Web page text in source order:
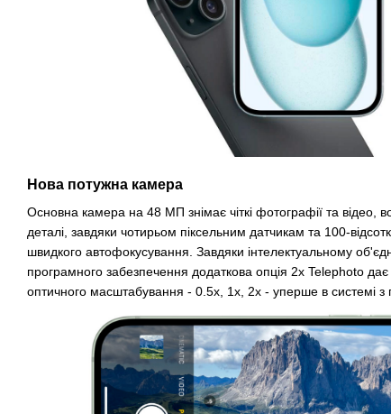
Нова потужна камера
Основна камера на 48 МП знімає чіткі фотографії та відео,
деталі, завдяки чотирьом піксельним датчикам та 100-
швидкого автофокусування. Завдяки інтелектуальному
програмного забезпечення додаткова опція 2x Telephoto дає
оптичного масштабування - 0.5x, 1x, 2x - уперше в системі